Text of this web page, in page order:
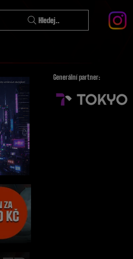
Hledej..
Generální partner: